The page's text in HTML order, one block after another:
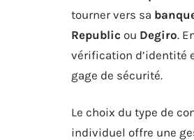
tourner vers sa
Republic ou Degiro.
vérification d’identité
gage de sécurité.
Le choix du type de
individuel offre une